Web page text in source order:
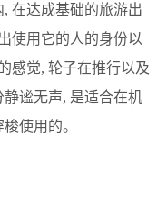
在达成基础的旅游出
使用它的人的身份以
感觉, 轮子在推行以及
谧无声, 是适合在机
使用的。